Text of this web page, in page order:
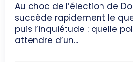
Au choc de l’élection de
succède rapidement le
puis l’inquiétude : quelle
attendre d’un...